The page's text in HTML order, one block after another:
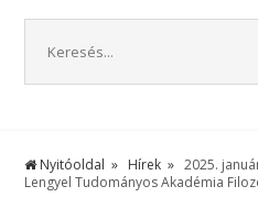
Nyitóoldal Hírek
2025.
Lengyel Tudományos Akadémia